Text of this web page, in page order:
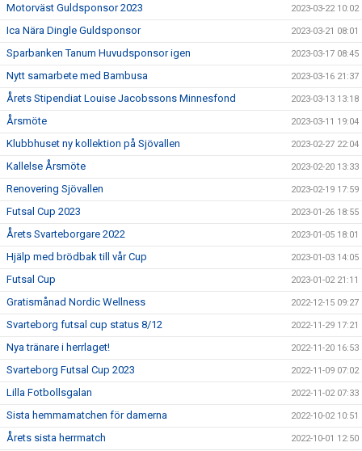
Motorväst Guldsponsor 2023 2023-03-22 10:02
Ica Nära Dingle Guldsponsor 2023-03-21 08:01
Sparbanken Tanum Huvudsponsor igen 2023-03-17 08:45
Nytt samarbete med Bambusa 2023-03-16 21:37
Årets Stipendiat Louise Jacobssons Minnesfond 2023-03-13 13:18
Årsmöte 2023-03-11 19:04
Klubbhuset ny kollektion på Sjövallen 2023-02-27 22:04
Kallelse Årsmöte 2023-02-20 13:33
Renovering Sjövallen 2023-02-19 17:59
Futsal Cup 2023 2023-01-26 18:55
Årets Svarteborgare 2022 2023-01-05 18:01
Hjälp med brödbak till vår Cup 2023-01-03 14:05
Futsal Cup 2023-01-02 21:11
Gratismånad Nordic Wellness 2022-12-15 09:27
Svarteborg futsal cup status 8/12 2022-11-29 17:21
Nya tränare i herrlaget! 2022-11-20 16:53
Svarteborg Futsal Cup 2023 2022-11-09 07:02
Lilla Fotbollsgalan 2022-11-02 07:33
Sista hemmamatchen för damerna 2022-10-02 10:51
Årets sista herrmatch 2022-10-01 12:50